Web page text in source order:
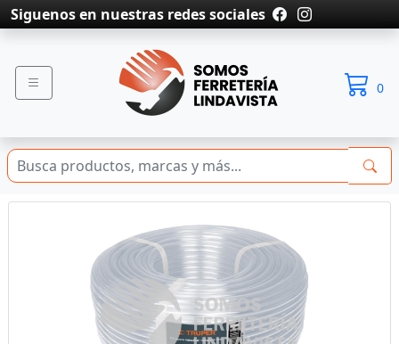
Siguenos en nuestras redes sociales
0